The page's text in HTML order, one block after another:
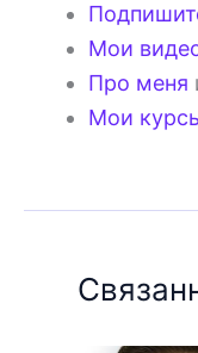
Мои
Про меня
Мои